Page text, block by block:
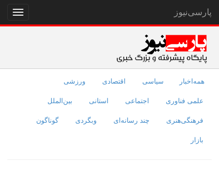
نمایش
منو
پارسی‌نیوز
همه‌اخبار سیاسی اقتصادی ورزشی
علمی فناوری اجتماعی استانی بین‌الملل
فرهنگی‌هنری چند رسانه‌ای وبگردی گوناگون
بازار